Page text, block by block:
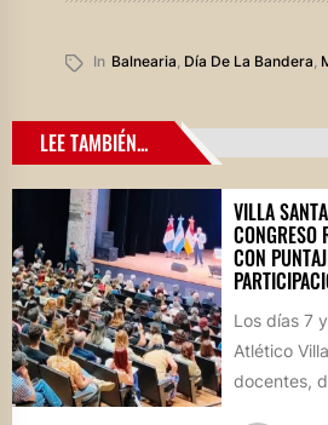
In Balnearia, Día De La Bandera,
LEE TAMBIÉN...
VILLA
CONGRESO
CON
Los días 7
Atlético
docentes,